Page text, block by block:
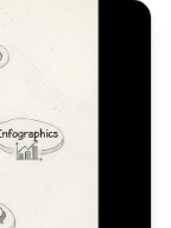
Guía completa